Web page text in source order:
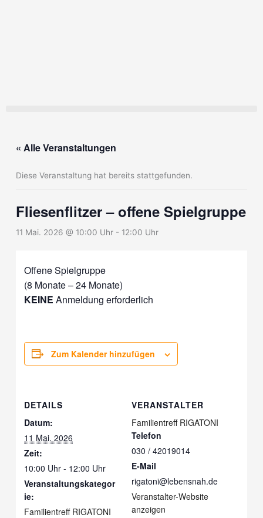
« Alle Veranstaltungen
Diese Veranstaltung hat bereits stattgefunden.
Fliesenflitzer – offene Spielgruppe
11 Mai. 2026 @ 10:00 Uhr - 12:00 Uhr
Offene Spielgruppe
(8 Monate – 24 Monate)
KEINE Anmeldung erforderlich
Zum Kalender hinzufügen
DETAILS
Datum:
11 Mai. 2026
Zeit:
10:00 Uhr - 12:00 Uhr
Veranstaltungskategor
ie:
Familientreff RIGATONI
VERANSTALTER
Familientreff RIGATONI
Telefon
030 / 42019014
E-Mail
rigatoni@lebensnah.de
Veranstalter-Website
anzeigen